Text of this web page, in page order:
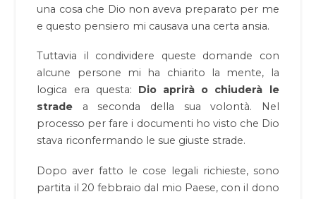
una cosa che Dio non aveva preparato per me
e questo pensiero mi causava una certa ansia.
Tuttavia il condividere queste domande con
alcune persone mi ha chiarito la mente, la
logica era questa: Dio aprirà o chiuderà le
strade a seconda della sua volontà. Nel
processo per fare i documenti ho visto che Dio
stava riconfermando le sue giuste strade.
Dopo aver fatto le cose legali richieste, sono
partita il 20 febbraio dal mio Paese, con il dono